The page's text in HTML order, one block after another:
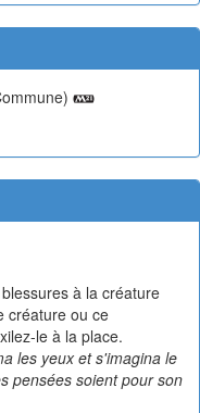
à la créature
créature ou ce
le à la place.
les yeux et s'imagina le
pensées soient pour son